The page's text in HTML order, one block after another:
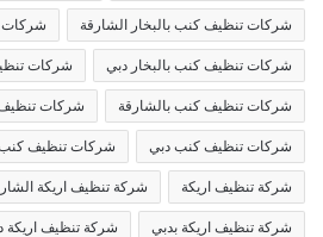
شركات تنظيف كنب بالبخار الشارقة شركات
شركات تنظيف كنب بالبخار دبي شركات
شركات تنظيف كنب بالشارقة شركات
شركات تنظيف كنب دبي شركات تنظيف
شركة تنظيف اريكة شركة تنظيف اريكة
شركة تنظيف اريكة بدبي شركة تنظيف اريكة